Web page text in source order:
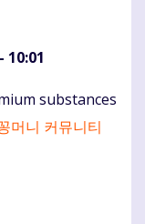
10:01
substances
머니 커뮤니티